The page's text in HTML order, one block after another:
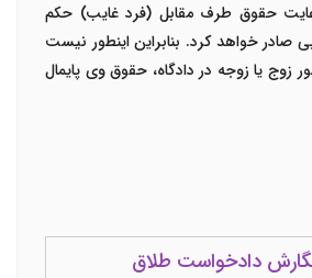
حقوق طرف مقابل (فرد غایب) حکم
صادر خواهد کرد. بنابراین اینطور نیست
یا زوجه در دادگاه، حقوق وی پایمال
دادخواست طلاق